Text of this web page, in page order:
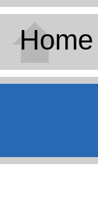
Home